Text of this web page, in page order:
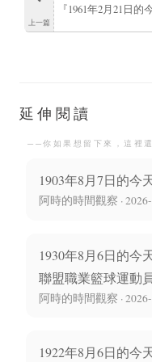
上一篇
『1961年2月21日的
延伸閱讀
──你如果想留下來，這裡
1903年8月7日的今
阿時的時間觀察 ·
1930年8月6日的今
聯盟職業籃球運動
阿時的時間觀察 ·
1922年8月6日的今